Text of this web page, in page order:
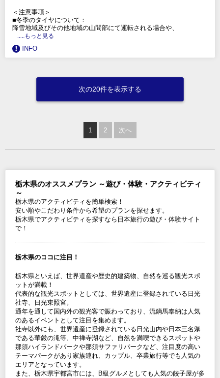
＜注意事項＞
■冬季のタイヤについて：
降雪地域及びその他地域の山間部にて運転される場合や、
.....もっと見る
INFO
次の20件を表示する
1 2 次へ
栃木県のオススメプラン ～遊び・体験・アクティビティ
～
栃木県のアクティビティを簡単検索！
安い順やこだわり条件から希望のプランを探せます。
栃木県でアクティビティを探すなら日本旅行の遊び・体験サイト
で！
栃木県のココに注目！
栃木県といえば、世界遺産や歴史的建築物、自然を巡る観光スポ
ットが満載！
代表的な観光スポットとしては、世界遺産に登録されている日光
社寺、日光東照宮。
通年を通して国内外の観光客で賑わっており、流鏑馬奉納は人気
のあるイベントとして注目を集めます。
社寺以外にも、世界遺産に登録されている日光山内や日本三名瀑
である華厳の滝等、中禅寺湖など、自然を満喫できるスポットや
那須ハイランドパークや那須サファリパークなど、注目度の高い
テーマパークがあり家族連れ、カップル、卒業旅行等でも人気の
エリアとなっています。
また、栃木県宇都宮市には、B級グルメとしても人気の餃子屋が多